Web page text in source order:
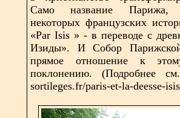
Само название Парижа,
некоторых французских
«Par Isis » - в переводе с
Изиды». И Собор
прямое отношение к
поклонению. (Подробнее
sortileges.fr/paris-et-la-deesse-